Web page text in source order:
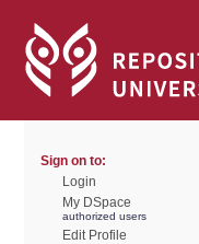
Sign on to:
Login
My DSpace
authorized users
Edit Profile